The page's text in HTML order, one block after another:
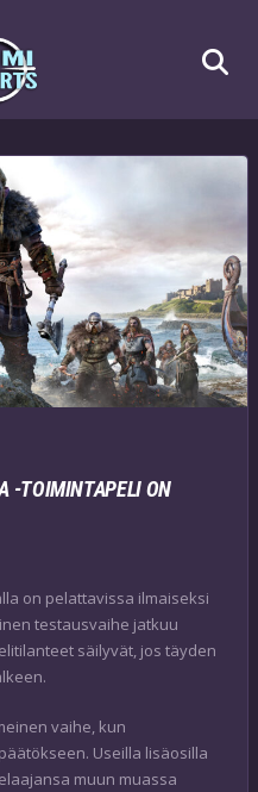
-TOIMINTAPELI ON
on pelattavissa ilmaiseksi
testausvaihe jatkuu
säilyvät, jos täyden
vaihe, kun
Useilla lisäosilla
muun muassa